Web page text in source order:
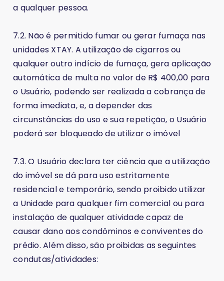
a qualquer pessoa.
7.2. Não é permitido fumar ou gerar fumaça nas
unidades XTAY. A utilização de cigarros ou
qualquer outro indício de fumaça, gera aplicação
automática de multa no valor de R$ 400,00 para
o Usuário, podendo ser realizada a cobrança de
forma imediata, e, a depender das
circunstâncias do uso e sua repetição, o Usuário
poderá ser bloqueado de utilizar o imóvel
7.3. O Usuário declara ter ciência que a utilização
do imóvel se dá para uso estritamente
residencial e temporário, sendo proibido utilizar
a Unidade para qualquer fim comercial ou para
instalação de qualquer atividade capaz de
causar dano aos condôminos e conviventes do
prédio. Além disso, são proibidas as seguintes
condutas/atividades: